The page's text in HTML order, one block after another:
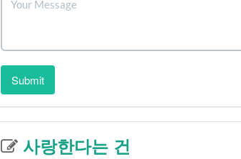
Submit
사랑한다는 건